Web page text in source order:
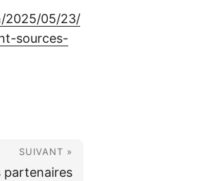
2025/05/23/
sources-
SUIVANT »
partenaires